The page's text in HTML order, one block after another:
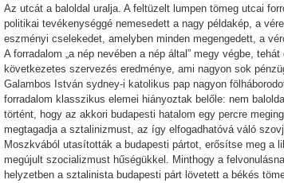
Az utcát a baloldal uralja. A feltüzelt lumpen tömeg utcai
politikai tevékenységgé nemesedett a nagy példakép, a
eszményi cselekedet, amelyben minden megengedett, a
A forradalom „a nép nevében a nép által” megy végbe,
következetes szervezés eredménye, ami nagyon sok
Galambos István sydney-i katolikus pap nagyon
forradalom klasszikus elemei hiányoztak belőle: nem
történt, hogy az akkori budapesti hatalom egy percre
megtagadja a sztalinizmust, az így elfogadhatóvá váló
Moszkvából utasították a budapesti pártot, erősítse meg a
megújult szocializmust hűségükkel. Minthogy a
helyzetben a sztalinista budapesti párt lövetett a békés